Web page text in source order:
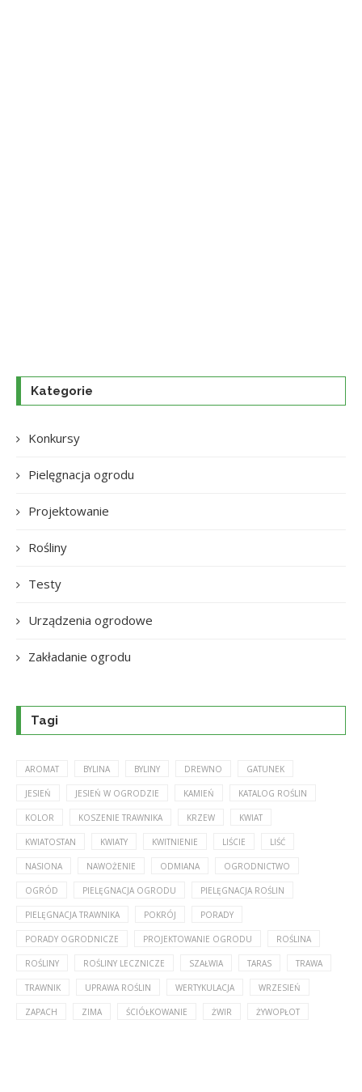
Kategorie
Konkursy
Pielęgnacja ogrodu
Projektowanie
Rośliny
Testy
Urządzenia ogrodowe
Zakładanie ogrodu
Tagi
AROMAT BYLINA BYLINY DREWNO GATUNEK
JESIEŃ JESIEŃ W OGRODZIE KAMIEŃ KATALOG ROŚLIN
KOLOR KOSZENIE TRAWNIKA KRZEW KWIAT
KWIATOSTAN KWIATY KWITNIENIE LIŚCIE LIŚĆ
NASIONA NAWOŻENIE ODMIANA OGRODNICTWO
OGRÓD PIELĘGNACJA OGRODU PIELĘGNACJA ROŚLIN
PIELĘGNACJA TRAWNIKA POKRÓJ PORADY
PORADY OGRODNICZE PROJEKTOWANIE OGRODU ROŚLINA
ROŚLINY ROŚLINY LECZNICZE SZAŁWIA TARAS TRAWA
TRAWNIK UPRAWA ROŚLIN WERTYKULACJA WRZESIEŃ
ZAPACH ZIMA ŚCIÓŁKOWANIE ŻWIR ŻYWOPŁOT